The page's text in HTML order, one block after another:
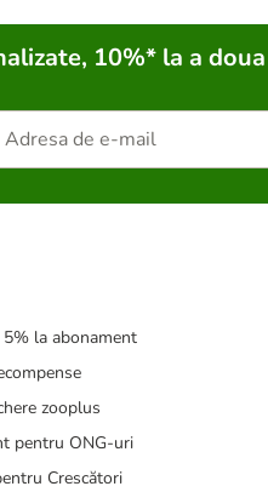
10%* la a
la abonament
zooplus
pentru ONG-uri
Crescători